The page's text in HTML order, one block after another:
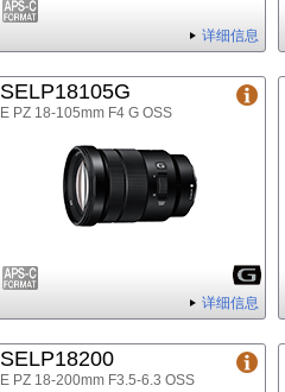
详细信息
SELP18105G
E PZ 18-105mm F4 G OSS
详细信息
SELP18200
E PZ 18-200mm F3.5-6.3 OSS